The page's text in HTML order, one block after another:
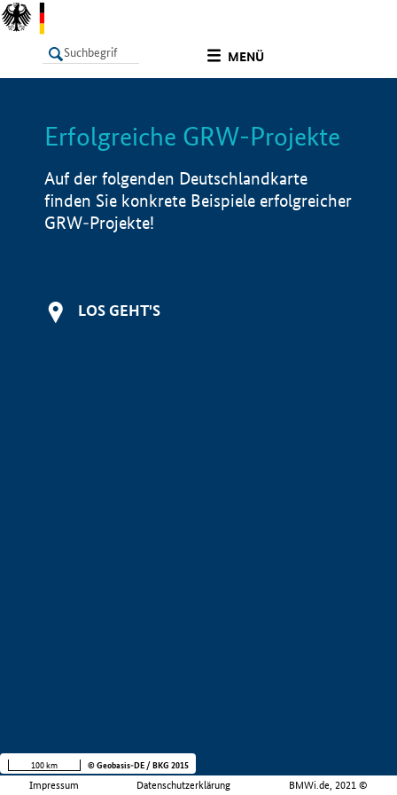
MENÜ
LISTE Info
Erfolgreiche GRW-Projekte
Auf der folgenden Deutschlandkarte
finden Sie konkrete Beispiele erfolgreicher
GRW-Projekte!
LOS GEHT'S
Impressum Datenschutzerklärung BMWi.de, 2021 ©
100 km © Geobasis-DE / BKG 2015